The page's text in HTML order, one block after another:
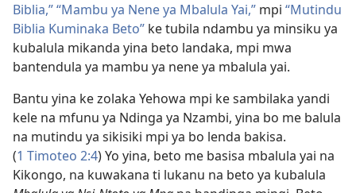
Biblia,”“Mambu ya Nene ya Mbalula Yai,” mpi “Mutindu
Biblia Kuminaka Beto” ke tubila ndambu ya minsiku ya
kubalula mikanda yina beto landaka, mpi mwa
bantendula ya mambu ya nene ya mbalula yai.
Bantu yina ke zolaka Yehowa mpi ke sambilaka yandi
kele na mfunu ya Ndinga ya Nzambi, yina bo me balula
na mutindu ya sikisiki mpi ya bo lenda bakisa.
(1 Timoteo 2:4) Yo yina, beto me basisa mbalula yai na
Kikongo, na kuwakana ti lukanu na beto ya kubalula